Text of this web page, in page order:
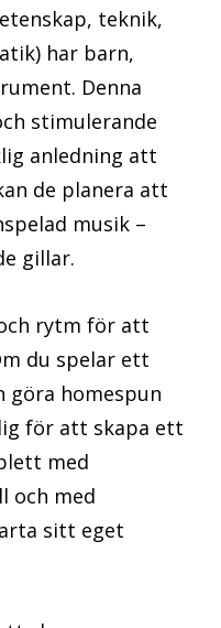
teknik,
har barn,
Denna
stimulerande
anledning att
de planera att
musik –
gillar.
rytm för att
du spelar ett
göra homespun
för att skapa ett
med
och med
sitt eget